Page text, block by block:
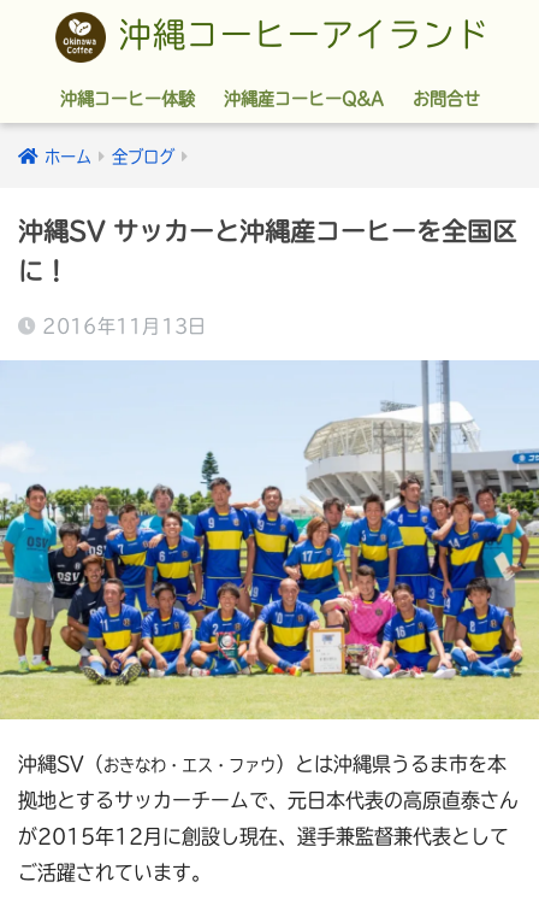
沖縄コーヒーアイランド
沖縄コーヒー体験 沖縄産コーヒーQ&A お問合せ
ホーム 全ブログ
沖縄SV サッカーと沖縄産コーヒーを全国区
に！
2016年11月13日
沖縄SV（ おきなわ・エス・ファウ ）とは沖縄県うるま市を本
拠地とするサッカーチームで、元日本代表の高原直泰さん
が2015年12月に創設し現在、選手兼監督兼代表として
ご活躍されています。